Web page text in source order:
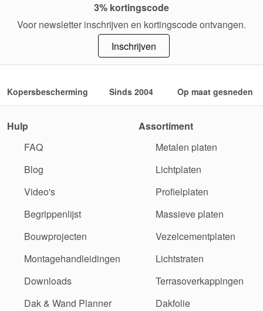
3% kortingscode
Voor newsletter inschrijven en kortingscode ontvangen.
Inschrijven
Kopersbescherming Sinds 2004 Op maat gesneden
Hulp
FAQ
Blog
Video's
Begrippenlijst
Bouwprojecten
Montagehandleidingen
Downloads
Dak & Wand Planner
Assortiment
Metalen platen
Lichtplaten
Profielplaten
Massieve platen
Vezelcementplaten
Lichtstraten
Terrasoverkappingen
Dakfolie